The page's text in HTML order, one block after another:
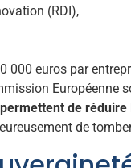
(RDI),
euros par
de
de